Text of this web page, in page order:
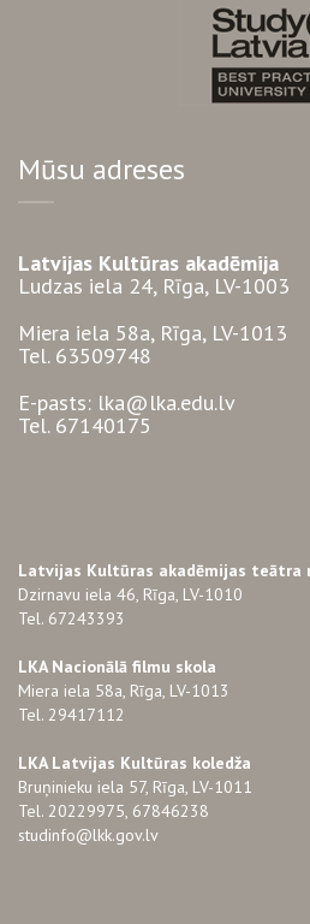
Mūsu adreses
Latvijas Kultūras akadēmija
Ludzas iela 24, Rīga, LV-1003
Miera iela 58a, Rīga, LV-1013
Tel. 63509748
E-pasts: lka@lka.edu.lv
Tel. 67140175
Latvijas Kultūras akadēmijas teātra
Dzirnavu iela 46, Rīga, LV-1010
Tel. 67243393
LKA Nacionālā filmu skola
Miera iela 58a, Rīga, LV-1013
Tel. 29417112
LKA Latvijas Kultūras koledža
Bruņinieku iela 57, Rīga, LV-1011
Tel. 20229975, 67846238
studinfo@lkk.gov.lv